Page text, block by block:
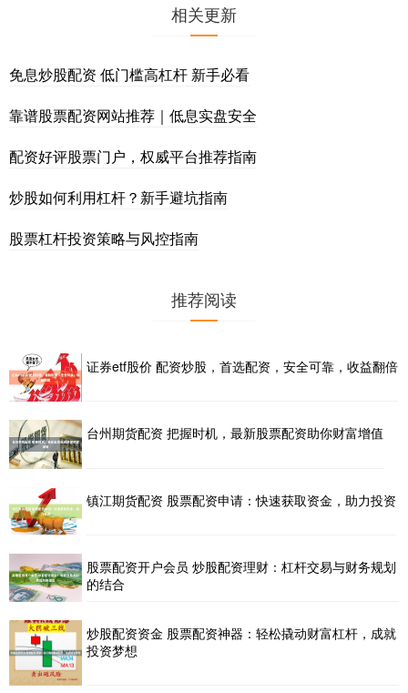
相关更新
免息炒股配资 低门槛高杠杆 新手必看
靠谱股票配资网站推荐｜低息实盘安全
配资好评股票门户，权威平台推荐指南
炒股如何利用杠杆？新手避坑指南
股票杠杆投资策略与风控指南
推荐阅读
证券etf股价 配资炒股，首选配资，安全可靠，收益翻倍
台州期货配资 把握时机，最新股票配资助你财富增值
镇江期货配资 股票配资申请：快速获取资金，助力投资
股票配资开户会员 炒股配资理财：杠杆交易与财务规划
的结合
炒股配资资金 股票配资神器：轻松撬动财富杠杆，成就
投资梦想